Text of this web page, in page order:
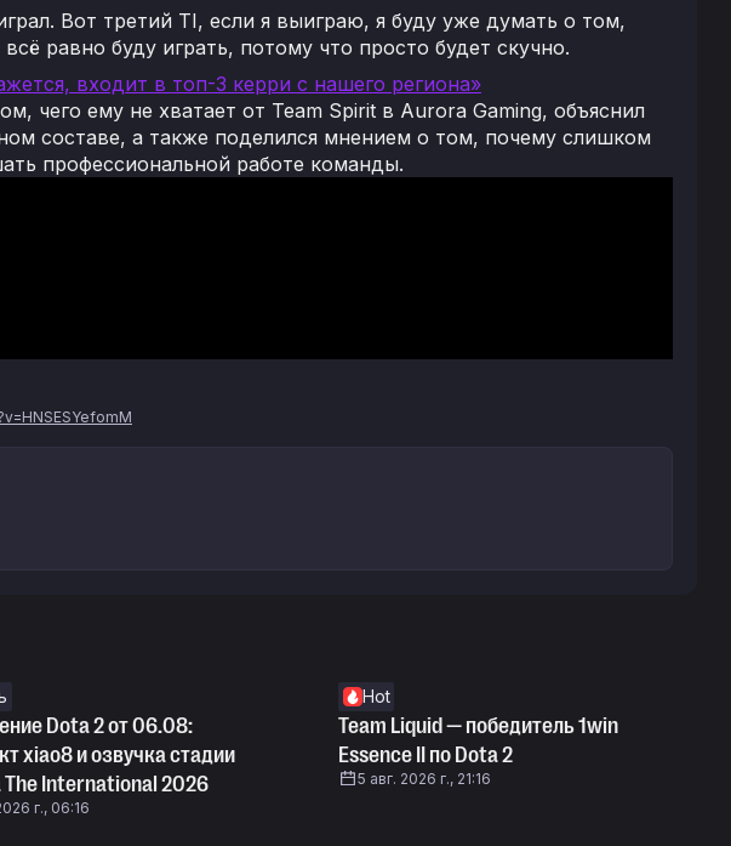
Вот третий TI, если я выиграю, я буду уже думать о том,
равно буду играть, потому что просто будет скучно.
входит в топ-3 керри с нашего региона»
чего ему не хватает от Team Spirit в Aurora Gaming, объяснил
составе, а также поделился мнением о том, почему слишком
профессиональной работе команды.
Dota 2 от 06.08:
xiao8 и озвучка стадии
International 2026
г., 06:16
Hot
Team Liquid — победитель 1win
Essence II по Dota 2
5 авг. 2026 г., 21:16